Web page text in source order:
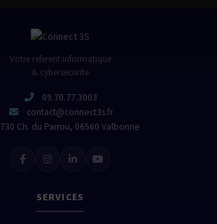
Votre referent informatique
& cybersecurite
09.70.77.3003
contact@connect3s.fr
730 Ch. du Parrou, 06560 Valbonne
SERVICES